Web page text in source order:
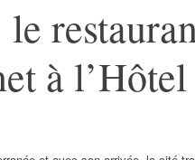
à l’Hôtel